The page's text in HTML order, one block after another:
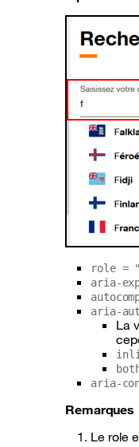
role =
aria-
aria-
La
aria-
Remarques
Le role